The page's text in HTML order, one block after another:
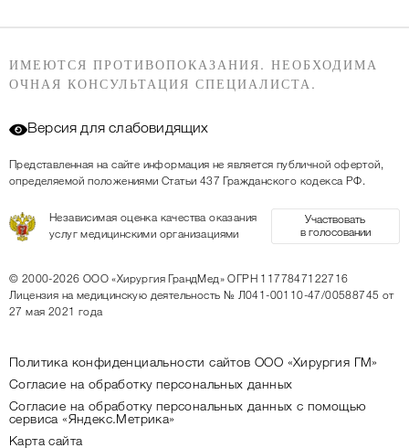
ИМЕЮТСЯ ПРОТИВОПОКАЗАНИЯ. НЕОБХОДИМА
ОЧНАЯ КОНСУЛЬТАЦИЯ СПЕЦИАЛИСТА.
Версия для слабовидящих
Представленная на сайте информация не является публичной офертой,
определяемой положениями Статьи 437 Гражданского кодекса РФ.
Независимая оценка качества оказания
услуг медицинскими организациями
Участвовать
в голосовании
© 2000-2026 ООО «Хирургия ГрандМед» ОГРН 1177847122716
Лицензия на медицинскую деятельность № Л041-00110-47/00588745 от
27 мая 2021 года
Политика конфиденциальности сайтов ООО «Хирургия ГМ»
Согласие на обработку персональных данных
Согласие на обработку персональных данных с помощью
сервиса «Яндекс.Метрика»
Карта сайта